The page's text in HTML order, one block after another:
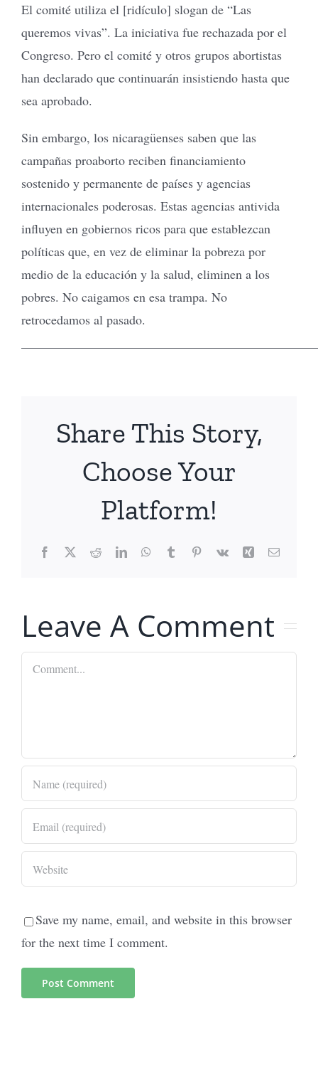
El comité utiliza el [ridículo] slogan de “Las
queremos vivas”. La iniciativa fue rechazada por el
Congreso. Pero el comité y otros grupos abortistas
han declarado que continuarán insistiendo hasta que
sea aprobado.
Sin embargo, los nicaragüenses saben que las
campañas proaborto reciben financiamiento
sostenido y permanente de países y agencias
internacionales poderosas. Estas agencias antivida
influyen en gobiernos ricos para que establezcan
políticas que, en vez de eliminar la pobreza por
medio de la educación y la salud, eliminen a los
pobres. No caigamos en esa trampa. No
retrocedamos al pasado.
Share This Story,
Choose Your
Platform!
Facebook
X RedditLinkedInWhatsApp
TumblrPinterest
Vk Xing Email
Leave A Comment
Comment
Save my name, email, and website in this browser
for the next time I comment.